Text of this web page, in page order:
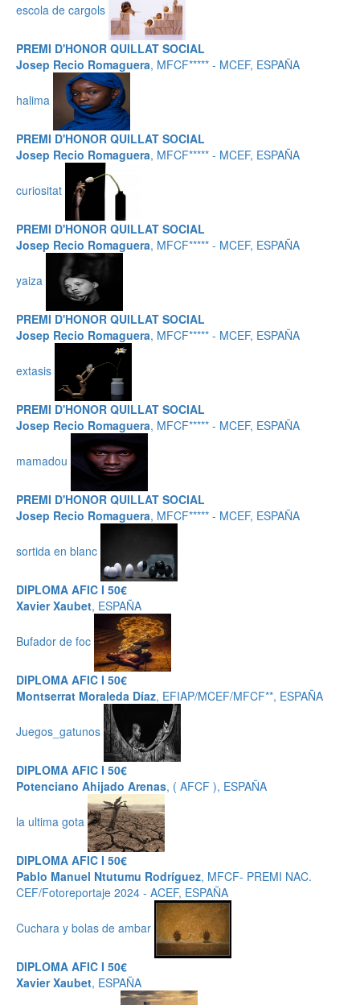
escola de cargols
PREMI D'HONOR QUILLAT SOCIAL
Josep Recio Romaguera, MFCF***** - MCEF, ESPAÑA
halima
PREMI D'HONOR QUILLAT SOCIAL
Josep Recio Romaguera, MFCF***** - MCEF, ESPAÑA
curiositat
PREMI D'HONOR QUILLAT SOCIAL
Josep Recio Romaguera, MFCF***** - MCEF, ESPAÑA
yaiza
PREMI D'HONOR QUILLAT SOCIAL
Josep Recio Romaguera, MFCF***** - MCEF, ESPAÑA
extasis
PREMI D'HONOR QUILLAT SOCIAL
Josep Recio Romaguera, MFCF***** - MCEF, ESPAÑA
mamadou
PREMI D'HONOR QUILLAT SOCIAL
Josep Recio Romaguera, MFCF***** - MCEF, ESPAÑA
sortida en blanc
DIPLOMA AFIC I 50€
Xavier Xaubet, ESPAÑA
Bufador de foc
DIPLOMA AFIC I 50€
Montserrat Moraleda Díaz, EFIAP/MCEF/MFCF**, ESPAÑA
Juegos_gatunos
DIPLOMA AFIC I 50€
Potenciano Ahijado Arenas, ( AFCF ), ESPAÑA
la ultima gota
DIPLOMA AFIC I 50€
Pablo Manuel Ntutumu Rodríguez, MFCF- PREMI NAC.
CEF/Fotoreportaje 2024 - ACEF, ESPAÑA
Cuchara y bolas de ambar
DIPLOMA AFIC I 50€
Xavier Xaubet, ESPAÑA